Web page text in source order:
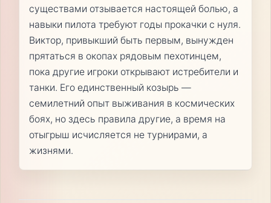
существами отзывается настоящей болью, а
навыки пилота требуют годы прокачки с нуля.
Виктор, привыкший быть первым, вынужден
прятаться в окопах рядовым пехотинцем,
пока другие игроки открывают истребители и
танки. Его единственный козырь —
семилетний опыт выживания в космических
боях, но здесь правила другие, а время на
отыгрыш исчисляется не турнирами, а
жизнями.